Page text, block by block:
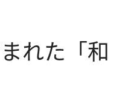
れた「和